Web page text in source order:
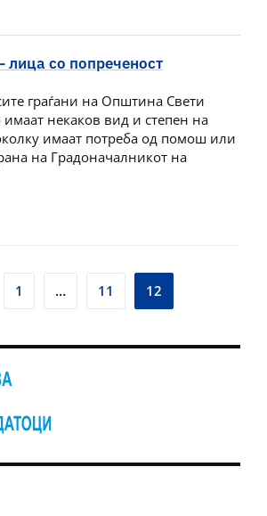
лица со попреченост
граѓани на Општина Свети
некаков вид и степен на
имаат потреба од помош или
на Градоначалникот на
1 … 11 12